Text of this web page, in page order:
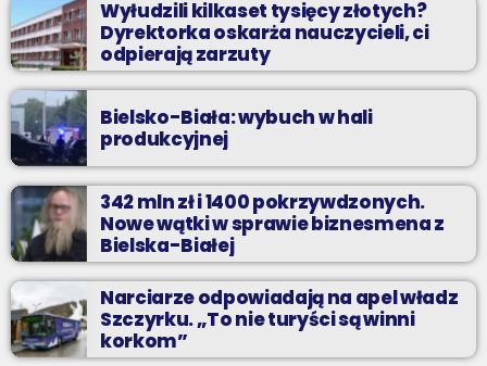
Wyłudzili kilkaset tysięcy złotych?
Dyrektorka oskarża nauczycieli, ci
odpierają zarzuty
Bielsko-Biała: wybuch w hali
produkcyjnej
342 mln zł i 1400 pokrzywdzonych.
Nowe wątki w sprawie biznesmena z
Bielska-Białej
Narciarze odpowiadają na apel władz
Szczyrku. „To nie turyści są winni
korkom”